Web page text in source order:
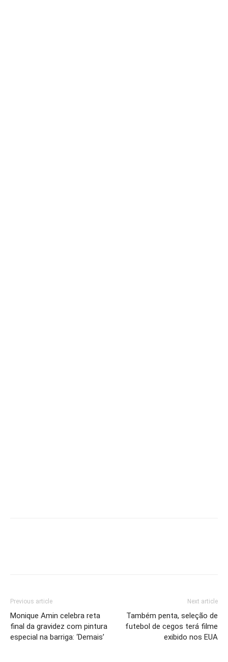
Previous article
Monique Amin celebra reta
final da gravidez com pintura
especial na barriga: ‘Demais’
Next article
Também penta, seleção de
futebol de cegos terá filme
exibido nos EUA